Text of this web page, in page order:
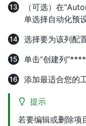
（可选）在
单选择自动化预设
选择要为该列配
单击“创建列”****
添加最适合您的
提示
若要编辑或删除项